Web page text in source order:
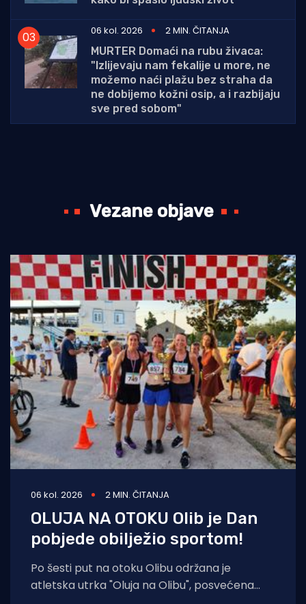
06 kol. 2026
2 MIN. ČITANJA
MURTER Domaći na rubu živaca:
"Izlijevaju nam fekalije u more, ne
možemo naći plažu bez straha da
ne dobijemo kožni osip, a i razbijaju
sve pred sobom"
Vezane objave
06 kol. 2026 2 MIN. ČITANJA
OLUJA NA OTOKU Olib je Dan
pobjede obilježio sportom!
Po šesti put na otoku Olibu održana je
atletska utrka "Oluja na Olibu", posvećena